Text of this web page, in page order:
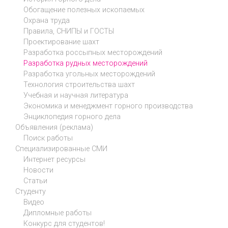
Обогащение полезных ископаемых
Охрана труда
Правила, СНИПЫ и ГОСТЫ
Проектирование шахт
Разработка россыпных месторождений
Разработка рудных месторождений
Разработка угольных месторождений
Технология строительства шахт
Учебная и научная литература
Экономика и менеджмент горного производства
Энциклопедия горного дела
Объявления (реклама)
Поиск работы
Специализированные СМИ
Интернет ресурсы
Новости
Статьи
Студенту
Видео
Дипломные работы
Конкурс для студентов!